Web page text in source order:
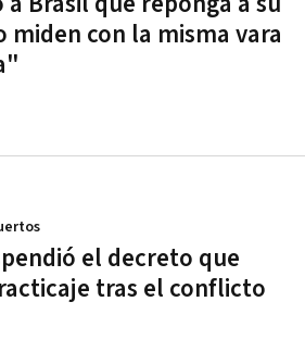
miden con la misma vara
el decreto que
tras el conflicto